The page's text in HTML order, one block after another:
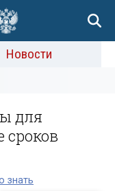
Новости
для
сроков
знать